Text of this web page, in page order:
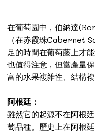
在葡萄園中，伯納達
（在赤霞珠Cabernet
足的時間在葡萄藤上才
也值得注意，但當產量
富的水果複雜性、結構
阿根廷：
雖然它的起源不在阿根
萄品種。歷史上在阿根